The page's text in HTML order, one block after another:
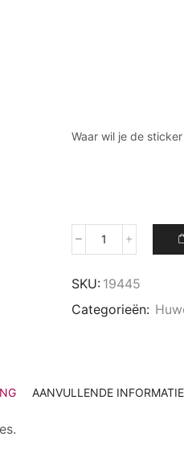
Waar wil je de
Set
handlotion
huisparfumfles
SKU: 19445
Categorieën:
AANVULLENDE INFORMATIE